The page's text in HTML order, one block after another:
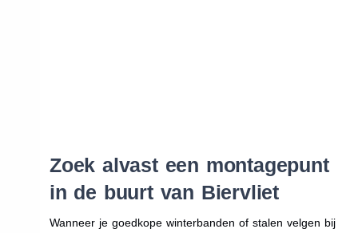
Zoek alvast een montagepunt
in de buurt van Biervliet
Wanneer je goedkope winterbanden of stalen velgen bij